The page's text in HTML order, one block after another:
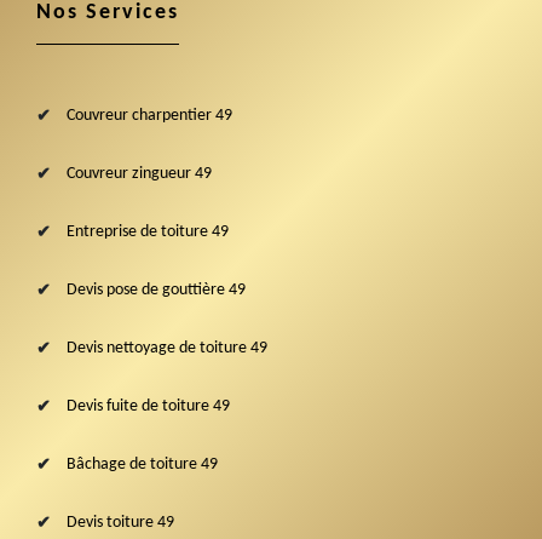
Nos Services
Couvreur charpentier 49
Couvreur zingueur 49
Entreprise de toiture 49
Devis pose de gouttière 49
Devis nettoyage de toiture 49
Devis fuite de toiture 49
Bâchage de toiture 49
Devis toiture 49